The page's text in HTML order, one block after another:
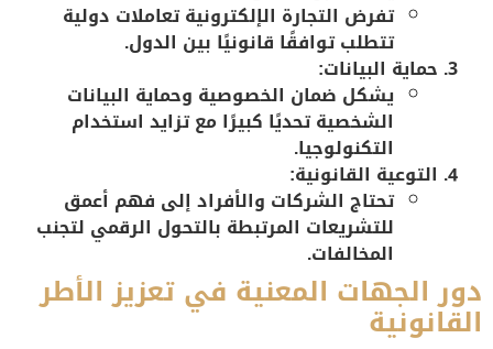
تفرض التجارة الإلكترونية تعاملات دولية
تتطلب توافقًا قانونيًا بين الدول.
حماية البيانات:
يشكل ضمان الخصوصية وحماية البيانات
الشخصية تحديًا كبيرًا مع تزايد استخدام
التكنولوجيا.
التوعية القانونية:
تحتاج الشركات والأفراد إلى فهم أعمق
للتشريعات المرتبطة بالتحول الرقمي لتجنب
المخالفات.
دور الجهات المعنية في تعزيز الأطر
القانونية